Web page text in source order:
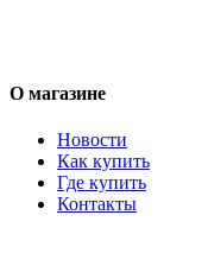
О магазине
Новости
Как купить
Где купить
Контакты